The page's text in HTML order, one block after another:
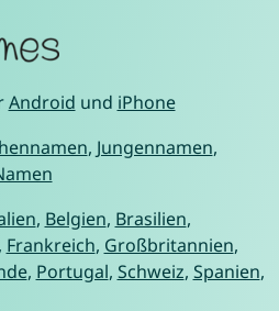
Android und iPhone
, Jungennamen,
, Belgien, Brasilien,
, Frankreich, Großbritannien,
, Portugal, Schweiz, Spanien,